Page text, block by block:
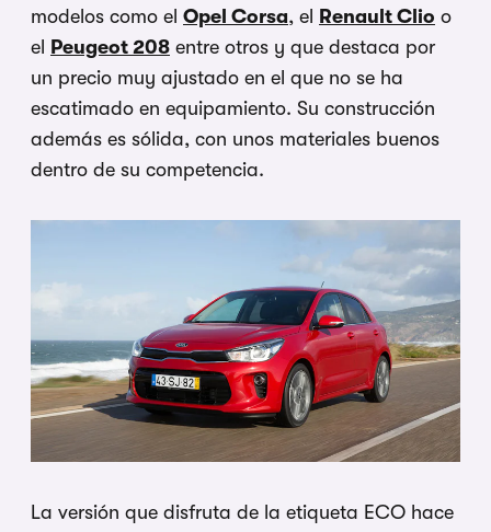
modelos como el Opel Corsa, el Renault Clio o
el
Peugeot 208 entre otros y que destaca por
un precio muy ajustado en el que no se ha
escatimado en equipamiento. Su construcción
además es sólida, con unos materiales buenos
dentro de su competencia.
La versión que disfruta de la etiqueta ECO hace